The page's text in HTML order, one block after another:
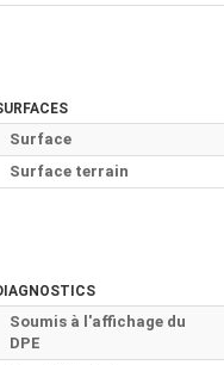
Surface
Surface terrain
Soumis à l'affichage du
DPE